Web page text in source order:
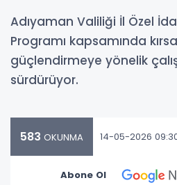
Adıyaman Valiliği İl Özel
Programı kapsamında
güçlendirmeye yönelik
sürdürüyor.
583 OKUNMA 14-05-2026
Abone Ol